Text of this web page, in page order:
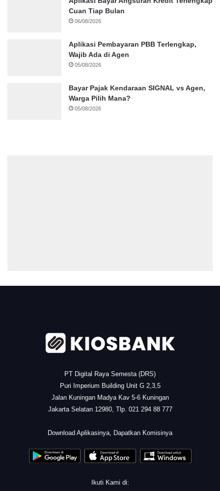
Cuan Tiap Bulan
06/08/2026
Aplikasi Pembayaran PBB Terlengkap,
Wajib Ada di Agen
05/08/2026
Bayar Pajak Kendaraan SIGNAL vs Agen,
Warga Pilih Mana?
05/08/2026
PT Digital Raya Semesta (DRS)
Puri Imperium Building Unit G 2,3,5
Jalan Kuningan Madya Kav 5-6 Kuningan
Jakarta Selatan 12980, Tlp. 021 294 88 777
Download Aplikasinya, Dapatkan Komisinya
Ikuti Kami di: